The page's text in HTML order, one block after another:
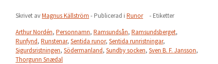
Skrivet avMagnus Källström - Publicerad i Runor
- Etiketter
Arthur Nordén, Personnamn, Ramsundsån, Ramsundsberget,
Runfynd, Runstenar, Sentida runor, Sentida runristningar,
Sigurdsristningen, Södermanland, Sundby socken, Sven B. F. Jansson,
Thorgunn Snædal